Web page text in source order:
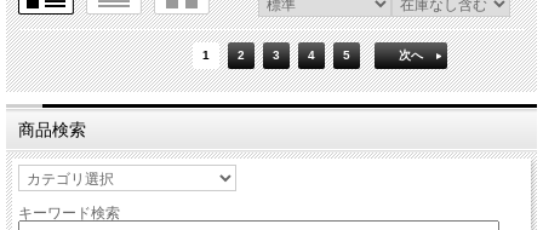
1 2 3 4 5 次へ
商品検索
キーワード検索